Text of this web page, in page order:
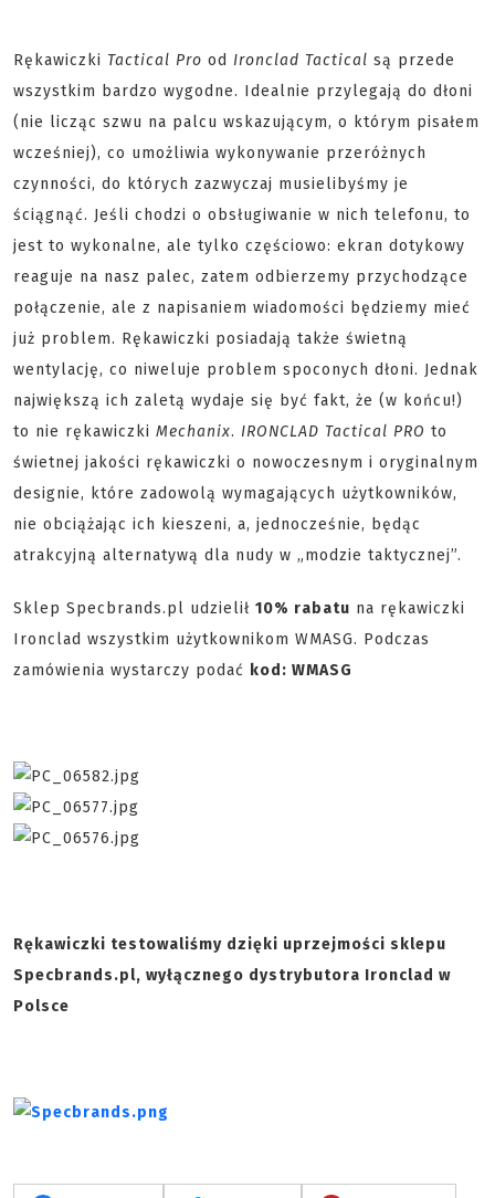
Rękawiczki Tactical Pro od Ironclad Tactical są przede
wszystkim bardzo wygodne. Idealnie przylegają do dłoni
(nie licząc szwu na palcu wskazującym, o którym pisałem
wcześniej), co umożliwia wykonywanie przeróżnych
czynności, do których zazwyczaj musielibyśmy je
ściągnąć. Jeśli chodzi o obsługiwanie w nich telefonu, to
jest to wykonalne, ale tylko częściowo: ekran dotykowy
reaguje na nasz palec, zatem odbierzemy przychodzące
połączenie, ale z napisaniem wiadomości będziemy mieć
już problem. Rękawiczki posiadają także świetną
wentylację, co niweluje problem spoconych dłoni. Jednak
największą ich zaletą wydaje się być fakt, że (w końcu!)
to nie rękawiczki Mechanix. IRONCLAD Tactical PRO to
świetnej jakości rękawiczki o nowoczesnym i oryginalnym
designie, które zadowolą wymagających użytkowników,
nie obciążając ich kieszeni, a, jednocześnie, będąc
atrakcyjną alternatywą dla nudy w „modzie taktycznej”.
Sklep Specbrands.pl udzielił 10% rabatu na rękawiczki
Ironclad wszystkim użytkownikom WMASG. Podczas
zamówienia wystarczy podać kod: WMASG
Rękawiczki testowaliśmy dzięki uprzejmości sklepu
Specbrands.pl, wyłącznego dystrybutora Ironclad w
Polsce